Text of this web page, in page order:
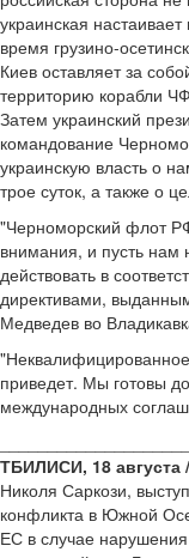
украинская
время грузино-
Киев оставляет за
территорию корабли
Затем украинский
командование
украинскую власть о
трое суток, а также о
"Черноморский флот
внимания, и пусть нам
действовать в
директивами,
Медведев во
приведет. Мы готовы
международных
ТБИЛИСИ, 18 августа
Николя Саркози,
конфликта в Южной
ЕС в случае